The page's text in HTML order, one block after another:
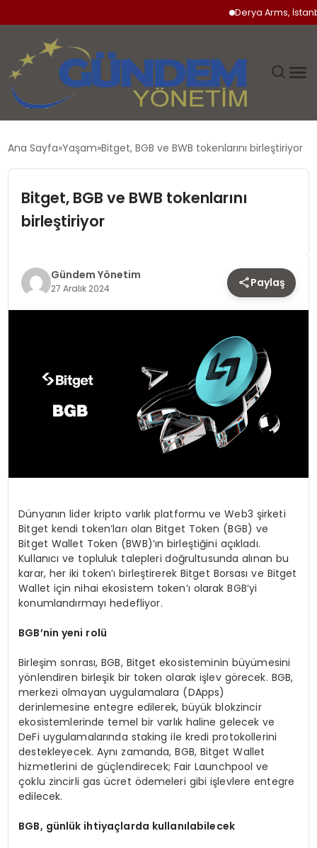
Derya Arms,
DÜNYA
SPOR
YAŞAM
Ana Sayfa Yaşam Bitget, BGB ve BWB tokenlarını birleştiriyor
Bitget, BGB ve BWB tokenlarını
birleştiriyor
Gündem Yönetim
27 Aralık 2024 Paylaş
Dünyanın lider kripto varlık platformu ve Web3 şirketi
Bitget kendi token’ları olan Bitget Token (BGB) ve
Bitget Wallet Token (BWB)’ın birleştiğini açıkladı.
Kullanıcı ve topluluk talepleri doğrultusunda alınan bu
karar, her iki token’ı birleştirerek Bitget Borsası ve Bitget
Wallet için nihai ekosistem token’ı olarak BGB’yi
konumlandırmayı hedefliyor.
BGB’nin yeni rolü
Birleşim sonrası, BGB, Bitget ekosisteminin büyümesini
yönlendiren birleşik bir token olarak işlev görecek. BGB,
merkezi olmayan uygulamalara (DApps)
derinlemesine entegre edilerek, büyük blokzincir
ekosistemlerinde temel bir varlık haline gelecek ve
DeFi uygulamalarında staking ile kredi protokollerini
destekleyecek. Aynı zamanda, BGB, Bitget Wallet
hizmetlerini de güçlendirecek; Fair Launchpool ve
çoklu zincirli gas ücret ödemeleri gibi işlevlere entegre
edilecek.
BGB, günlük ihtiyaçlarda kullanılabilecek